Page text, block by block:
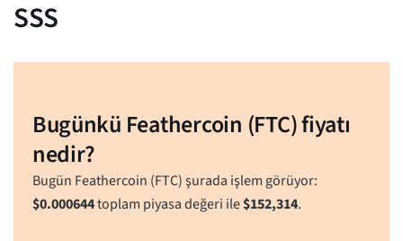
SSS
Bugünkü Feathercoin (FTC) fiyatı
nedir?
Bugün Feathercoin (FTC) şurada işlem görüyor:
$0.000644toplam piyasa değeri ile$152,314.